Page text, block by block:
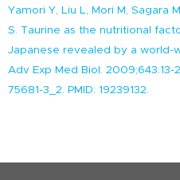
Yamori Y, Liu L, Mori M, Sagara
S. Taurine as the nutritional
Japanese revealed by a world-
Adv Exp Med Biol.
75681-3_2. PMID: 19239132.